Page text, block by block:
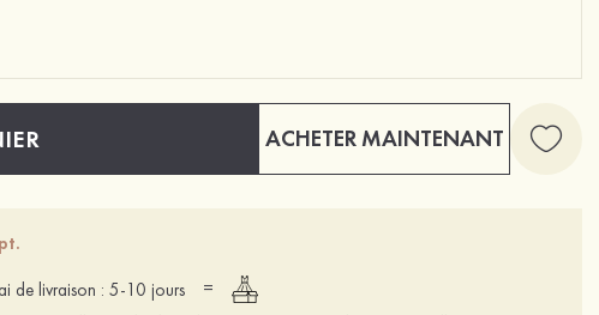
ACHETER MAINTENANT
de livraison : 5-10 jours
=